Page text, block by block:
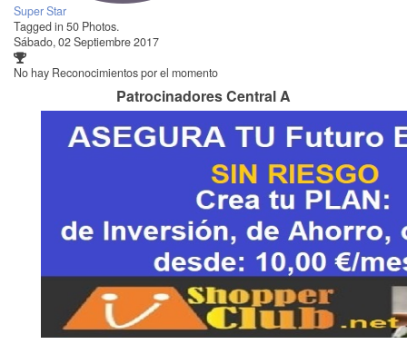
Super Star
Tagged in 50 Photos.
Sábado, 02 Septiembre 2017
No hay Reconocimientos por el momento
Patrocinadores Central A